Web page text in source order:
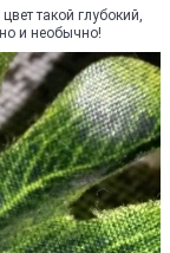
такой глубокий,
и необычно!